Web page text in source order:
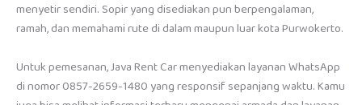
menyetir sendiri. Sopir yang disediakan pun berpengalaman,
ramah, dan memahami rute di dalam maupun luar kota Purwokerto.
Untuk pemesanan, Java Rent Car menyediakan layanan WhatsApp
di nomor 0857-2659-1480 yang responsif sepanjang waktu. Kamu